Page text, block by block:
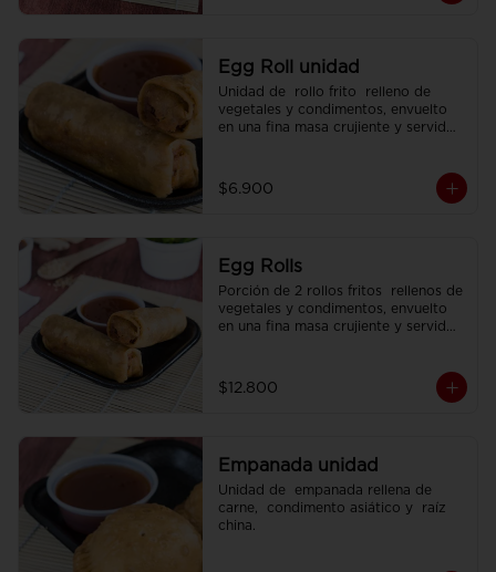
Egg Roll unidad
Unidad de  rollo frito  relleno de
vegetales y condimentos, envuelto
en una fina masa crujiente y servido
$6.900
Egg Rolls
Porción de 2 rollos fritos  rellenos de
vegetales y condimentos, envuelto
en una fina masa crujiente y servidos
$12.800
Empanada unidad
Unidad de  empanada rellena de
carne,  condimento asiático y  raíz
china.